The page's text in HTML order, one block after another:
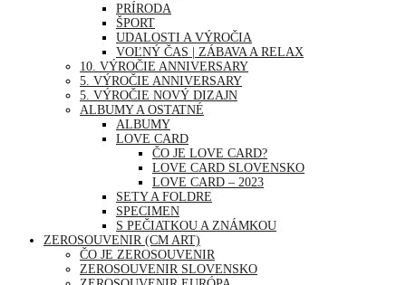
PRÍRODA
ŠPORT
UDALOSTI A VÝROČIA
VOĽNÝ ČAS | ZÁBAVA A RELAX
10. VÝROČIE ANNIVERSARY
5. VÝROČIE ANNIVERSARY
5. VÝROČIE NOVÝ DIZAJN
ALBUMY A OSTATNÉ
ALBUMY
LOVE CARD
ČO JE LOVE CARD?
LOVE CARD SLOVENSKO
LOVE CARD – 2023
SETY A FOLDRE
SPECIMEN
S PEČIATKOU A ZNÁMKOU
ZEROSOUVENIR (CM ART)
ČO JE ZEROSOUVENIR
ZEROSOUVENIR SLOVENSKO